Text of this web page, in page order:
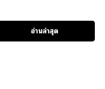
อ่านล่าสุด